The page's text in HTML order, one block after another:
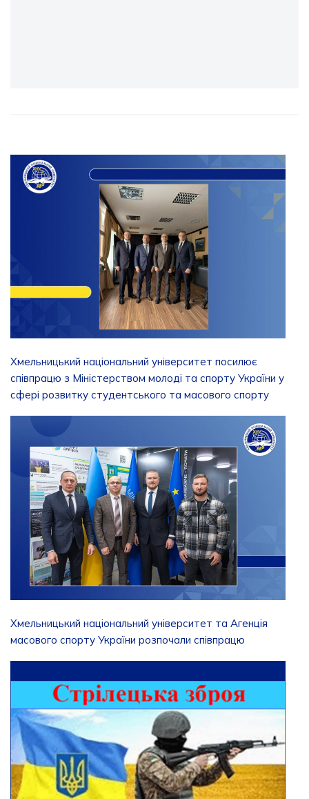
Хмельницький національний університет посилює
співпрацю з Міністерством молоді та спорту України у
сфері розвитку студентського та масового спорту
Хмельницький національний університет та Агенція
масового спорту України розпочали співпрацю